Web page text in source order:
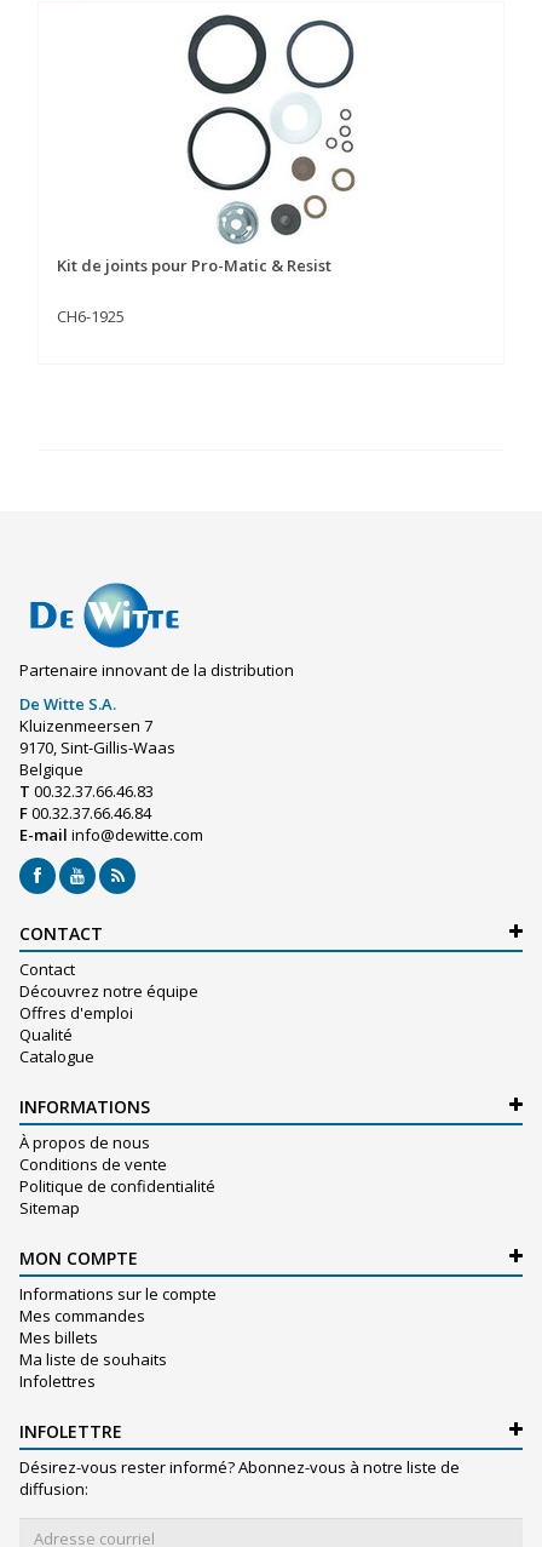
Kit de joints pour Pro-Matic & Resist
CH6-1925
Partenaire innovant de la distribution
De Witte S.A.
Kluizenmeersen 7
9170, Sint-Gillis-Waas
Belgique
T 00.32.37.66.46.83
F00.32.37.66.46.84
E-mail info@dewitte.com
CONTACT
Contact
Découvrez notre équipe
Offres d'emploi
Qualité
Catalogue
INFORMATIONS
À propos de nous
Conditions de vente
Politique de confidentialité
Sitemap
MON COMPTE
Informations sur le compte
Mes commandes
Mes billets
Ma liste de souhaits
Infolettres
INFOLETTRE
Désirez-vous rester informé? Abonnez-vous à notre liste de
diffusion: